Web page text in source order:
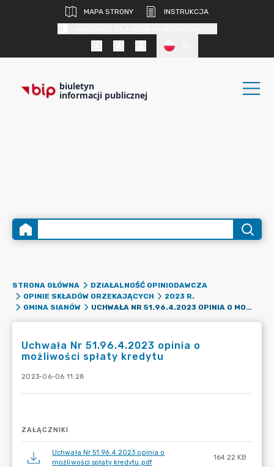
MAPA STRONY
INSTRUKCJA
biuletyn
informacji publicznej
STRONA GŁÓWNA
DZIAŁALNOŚĆ OPINIODAWCZA
OPINIE SKŁADÓW ORZEKAJĄCYCH
2023 R.
GMINA SIANÓW
UCHWAŁA NR 51.96.4.2023 OPINIA O MOŻLIWOŚCI SPŁATY KREDYTU
Uchwała Nr 51.96.4.2023 opinia o
możliwości spłaty kredytu
2023-06-06 11:28
ZAŁĄCZNIKI
Uchwała Nr 51.96.4.2023 opinia o
możliwości spłaty kredytu.pdf
164.22 KB